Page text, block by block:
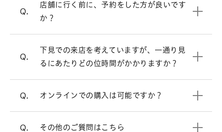
Q.
店舗に行く前に、予約をした方が良いです
か？
Q.
下見での来店を考えていますが、一通り見
るにあたりどの位時間がかかりますか？
A.
お客様により様々ですが、ゆっくりご覧
頂きますと、だいたい1時間半～2時間く
に合わせてご案内いたします。
Q. オンラインでの購入は可能ですか？
A.
すので、ご安心ください。
電話でのご相談も承っております。
オンラインショップ
Q. その他のご質問はこちら
A. よくあるご質問 をご覧ください。